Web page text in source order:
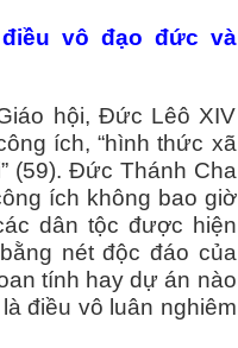
vô đạo đức và
hội, Đức Lêô XIV
ích, “hình thức xã
(59). Đức Thánh Cha
ích không bao giờ
dân tộc được hiện
nét độc đáo của
tính hay dự án nào
điều vô luân nghiêm